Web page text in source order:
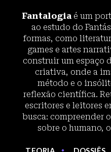
Fantalogia é um
ao estudo do
formas, como
games e artes
construir um espaço
criativa, onde a
método e o
reflexão científica.
escritores e leitores
busca: compreender
sobre o humano,